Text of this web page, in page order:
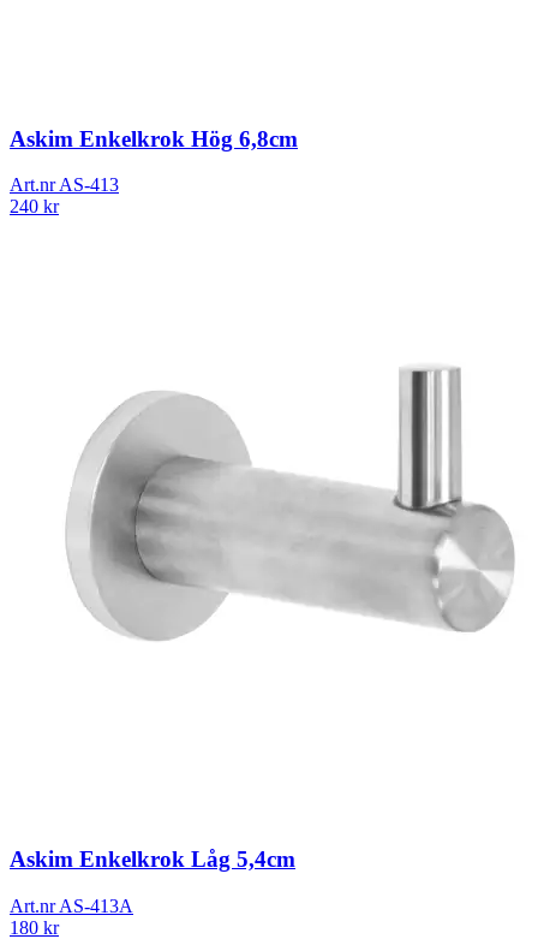
Askim Enkelkrok Hög 6,8cm
Art.nrAS-413
240 kr
Askim Enkelkrok Låg 5,4cm
Art.nrAS-413A
180 kr